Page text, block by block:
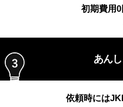
初期費用0
あん
依頼時には